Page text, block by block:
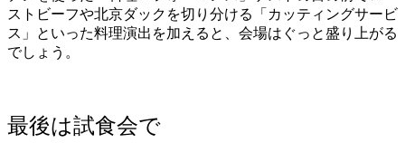
ストビーフや北京ダックを切り分ける「カッティングサービ
ス」といった料理演出を加えると、会場はぐっと盛り上がる
でしょう。
最後は試食会で